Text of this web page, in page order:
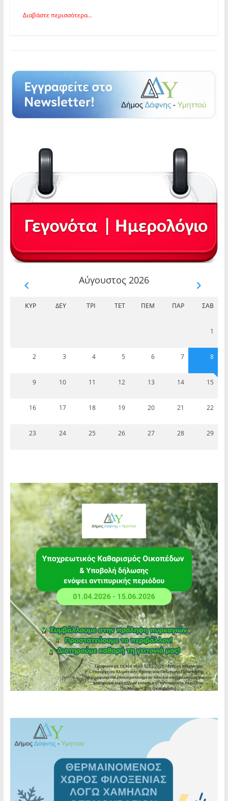
Διαβάστε περισσότερα...
Αύγουστος 2026
ΚΥΡ ΔΕΥ ΤΡΊ ΤΕΤ ΠΈΜ ΠΑΡ ΣΆΒ
1
2 3 4 5 6 7 8
9 10 11 12 13 14 15
16 17 18 19 20 21 22
23 24 25 26 27 28 29